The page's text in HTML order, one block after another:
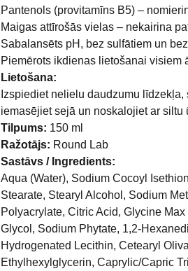
Pantenols (provitamīns B5) –
Maigas attīrošās vielas – nekairina
Sabalansēts pH, bez sulfātiem un
Piemērots ikdienas lietošanai visiem
Lietošana:
Izspiediet nelielu daudzumu
iemasējiet sejā un noskalojiet ar siltu
Tilpums: 150 ml
Ražotājs: Round Lab
Sastāvs / Ingredients:
Aqua (Water), Sodium Cocoyl
Stearate, Stearyl Alcohol, Sodium
Polyacrylate, Citric Acid, Glycine
Glycol, Sodium Phytate, 1,2-
Hydrogenated Lecithin, Cetearyl
Ethylhexylglycerin, Caprylic/Capric